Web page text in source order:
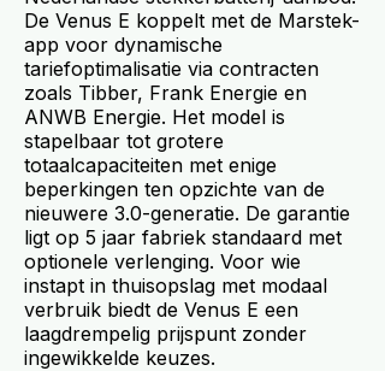
De Venus E koppelt met de Marstek-
app voor dynamische
tariefoptimalisatie via contracten
zoals Tibber, Frank Energie en
ANWB Energie. Het model is
stapelbaar tot grotere
totaalcapaciteiten met enige
beperkingen ten opzichte van de
nieuwere 3.0-generatie. De garantie
ligt op 5 jaar fabriek standaard met
optionele verlenging. Voor wie
instapt in thuisopslag met modaal
verbruik biedt de Venus E een
laagdrempelig prijspunt zonder
ingewikkelde keuzes.